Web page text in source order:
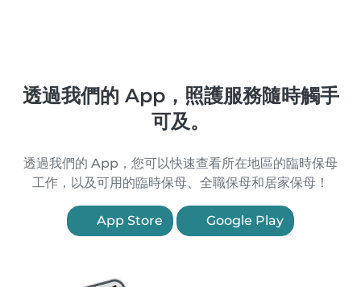
透過我們的 App，照護服務隨時觸手
可及。
透過我們的 App，您可以快速查看所在地區的臨時保母
工作，以及可用的臨時保母、全職保母和居家保母！
App Store Google Play